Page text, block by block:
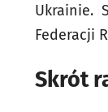
Ukrainie.
Federacji
Skrót